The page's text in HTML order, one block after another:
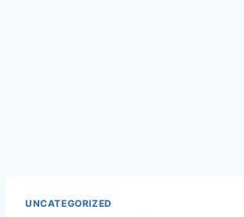
UNCATEGORIZED